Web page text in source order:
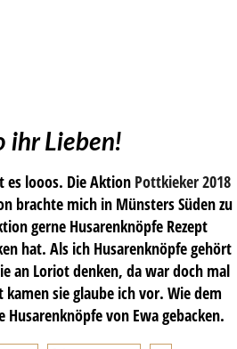
ihr Lieben!
es looos. Die Aktion Pottkieker 2018
brachte mich in Münsters Süden zu
gerne Husarenknöpfe Rezept
hat. Als ich Husarenknöpfe gehört
an Loriot denken, da war doch mal
sie glaube ich vor. Wie dem
von Ewa gebacken.